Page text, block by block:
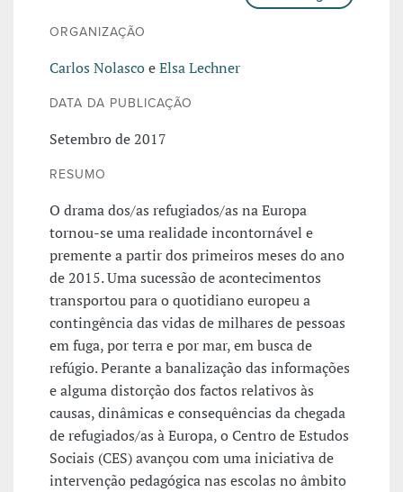
ORGANIZAÇÃO
Carlos NolascoeElsa Lechner
DATA DA PUBLICAÇÃO
Setembro de 2017
RESUMO
O drama dos/as refugiados/as na Europa
tornou-se uma realidade incontornável e
premente a partir dos primeiros meses do ano
de 2015. Uma sucessão de acontecimentos
transportou para o quotidiano europeu a
contingência das vidas de milhares de pessoas
em fuga, por terra e por mar, em busca de
refúgio. Perante a banalização das informações
e alguma distorção dos factos relativos às
causas, dinâmicas e consequências da chegada
de refugiados/as à Europa, o Centro de Estudos
Sociais (CES) avançou com uma iniciativa de
intervenção pedagógica nas escolas no âmbito